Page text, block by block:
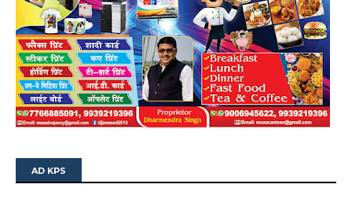
AD KPS